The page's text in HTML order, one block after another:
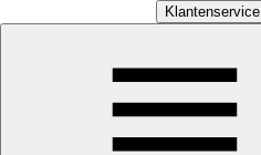
Klantenservice